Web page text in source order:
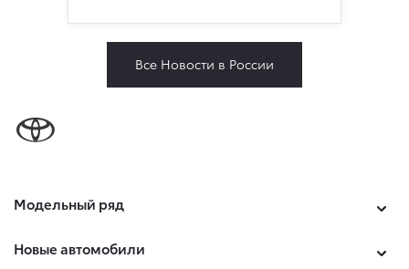
Все Новости в России
Модельный ряд
Новые автомобили